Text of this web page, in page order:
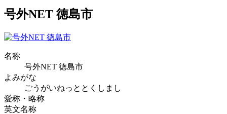
号外NET 徳島市
名称
号外NET 徳島市
よみがな
ごうがいねっととくしまし
愛称・略称
英文名称